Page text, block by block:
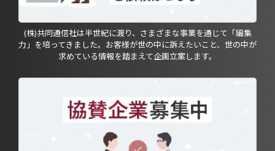
(株)共同通信社は半世紀に渡り、さまざまな事業を通じて「編集
力」を培ってきました。お客様が世の中に訴えたいこと、世の中が
求めている情報を踏まえて企画立案します。